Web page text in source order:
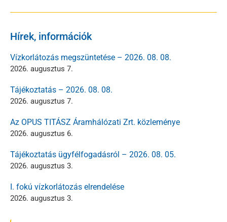
Hírek, információk
Vízkorlátozás megszüntetése – 2026. 08. 08.
2026. augusztus 7.
Tájékoztatás – 2026. 08. 08.
2026. augusztus 7.
Az OPUS TITÁSZ Áramhálózati Zrt. közleménye
2026. augusztus 6.
Tájékoztatás ügyfélfogadásról – 2026. 08. 05.
2026. augusztus 3.
I. fokú vízkorlátozás elrendelése
2026. augusztus 3.